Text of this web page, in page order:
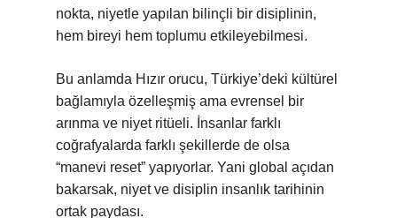
nokta, niyetle yapılan bilinçli bir disiplinin,
hem bireyi hem toplumu etkileyebilmesi.
Bu anlamda Hızır orucu, Türkiye’deki kültürel
bağlamıyla özelleşmiş ama evrensel bir
arınma ve niyet ritüeli. İnsanlar farklı
coğrafyalarda farklı şekillerde de olsa
“manevi reset” yapıyorlar. Yani global açıdan
bakarsak, niyet ve disiplin insanlık tarihinin
ortak paydası.